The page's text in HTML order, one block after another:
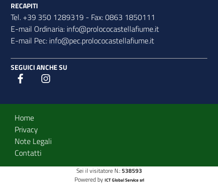
RECAPITI
Tel. +39 350 1289319 - Fax: 0863 1850111
E-mail Ordinaria: info@prolococastellafiume.it
E-mail Pec: info@pec.prolococastellafiume.it
SEGUICI ANCHE SU
Designers Italia
Sezione Link Utili
Home
Privacy
Note Legali
Contatti
Sei il visitatore N.:538593
Powered by ICT Global Service srl